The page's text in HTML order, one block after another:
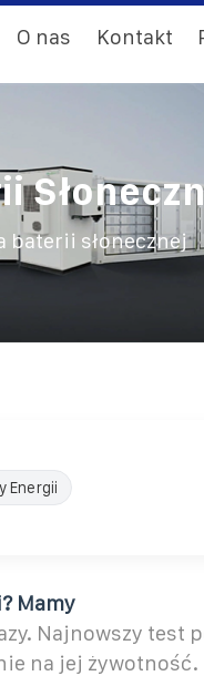
O nas Kontakt
baterii słonecznej
Energii
Mamy
Najnowszy test
na jej żywotność.